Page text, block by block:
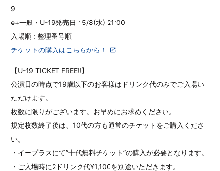
9
e+一般・U-19発売日 : 5/8(水) 21:00
入場順 : 整理番号順
チケットの購入はこちらから！
【U-19 TICKET FREE!!】
公演日の時点で19歳以下のお客様はドリンク代のみでご入場い
ただけます。
枚数に限りがございます。お早めにお求めください。
規定枚数終了後は、10代の方も通常のチケットをご購入くださ
い。
・イープラスにて”十代無料チケット”の購入が必要となります。
・ご入場時に2ドリンク代¥1,100を別途いただきます。